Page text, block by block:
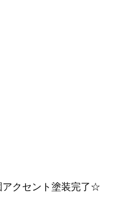
アクセント塗装完了☆